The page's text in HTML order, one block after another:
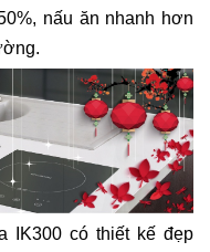
nấu ăn nhanh hơn
IK300 có thiết kế đẹp